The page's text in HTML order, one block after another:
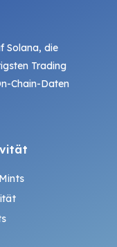
Solana, die
Trading
Chain-Daten